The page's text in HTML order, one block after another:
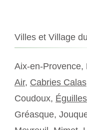
Villes et Village
Aix-en-Provence,
Air, Cabries Calas
Coudoux, Éguilles
Gréasque,